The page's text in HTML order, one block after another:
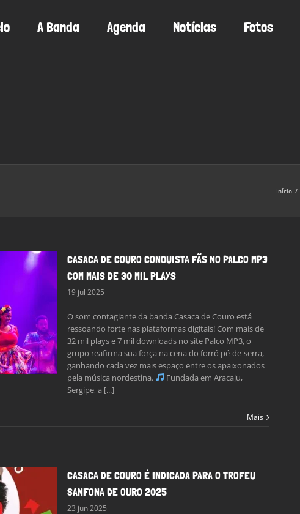
A Banda Agenda Notícias Fotos
Início /
CASACA DE COURO CONQUISTA FÃS NO PALCO MP3
COM MAIS DE 30 MIL PLAYS
19 jul 2025
O som contagiante da banda Casaca de Couro está
ressoando forte nas plataformas digitais! Com mais de
32 mil plays e 7 mil downloads no site Palco MP3, o
grupo reafirma sua força na cena do forró pé-de-serra,
ganhando cada vez mais espaço entre os apaixonados
pela música nordestina.
Fundada em Aracaju,
Sergipe, a [...]
Mais
CASACA DE COURO É INDICADA PARA O TROFEU
SANFONA DE OURO 2025
23 jun 2025